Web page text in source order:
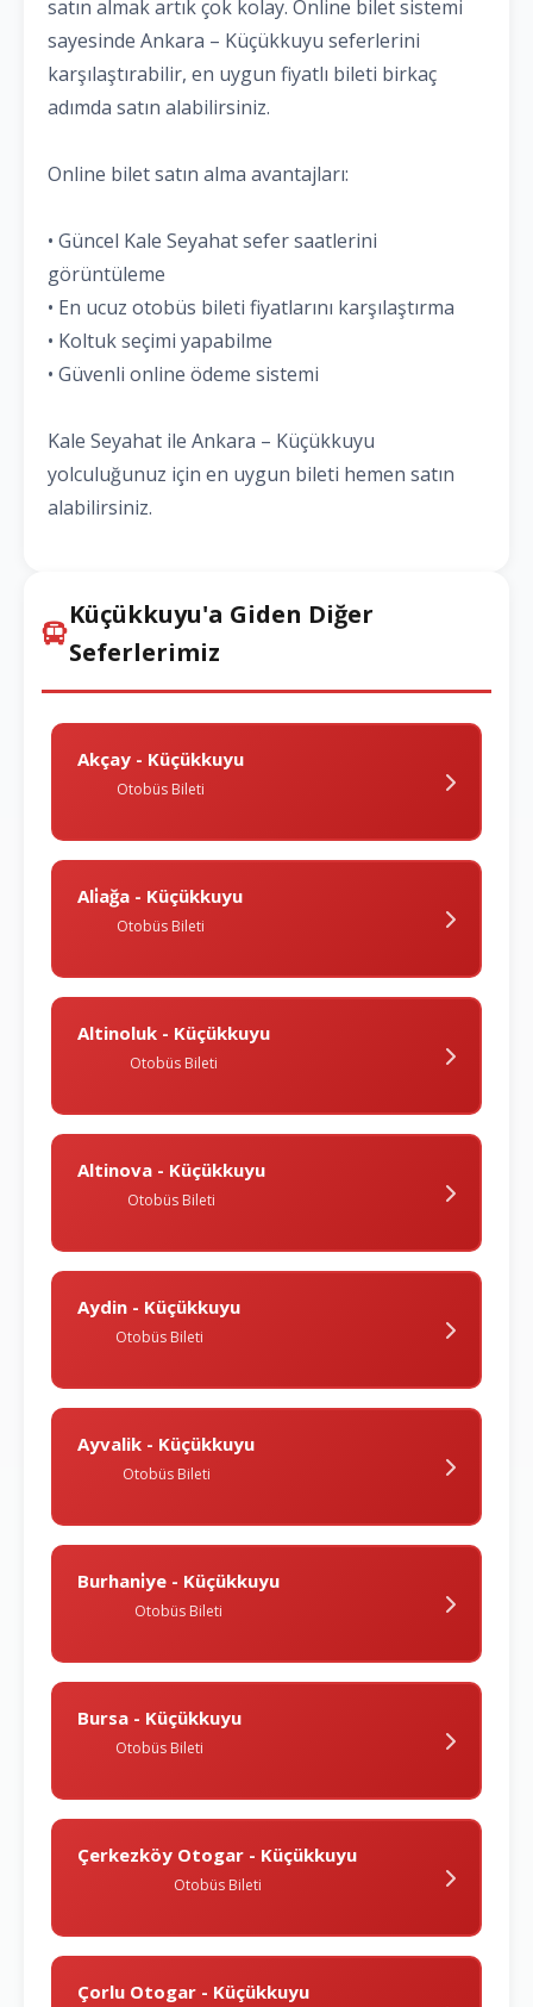
satın almak artık çok kolay. Online bilet sistemi
sayesinde Ankara – Küçükkuyu seferlerini
karşılaştırabilir, en uygun fiyatlı bileti birkaç
adımda satın alabilirsiniz.
Online bilet satın alma avantajları:
• Güncel Kale Seyahat sefer saatlerini
görüntüleme
• En ucuz otobüs bileti fiyatlarını karşılaştırma
• Koltuk seçimi yapabilme
• Güvenli online ödeme sistemi
Kale Seyahat ile Ankara – Küçükkuyu
yolculuğunuz için en uygun bileti hemen satın
alabilirsiniz.
Küçükkuyu'a Giden Diğer
Seferlerimiz
Akçay - Küçükkuyu
Otobüs Bileti
Ali̇ağa - Küçükkuyu
Otobüs Bileti
Altinoluk - Küçükkuyu
Otobüs Bileti
Altinova - Küçükkuyu
Otobüs Bileti
Aydin - Küçükkuyu
Otobüs Bileti
Ayvalik - Küçükkuyu
Otobüs Bileti
Burhani̇ye - Küçükkuyu
Otobüs Bileti
Bursa - Küçükkuyu
Otobüs Bileti
Çerkezköy Otogar - Küçükkuyu
Otobüs Bileti
Çorlu Otogar - Küçükkuyu